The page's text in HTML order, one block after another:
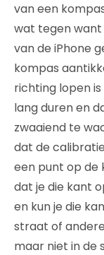
van een
wat tegen
van de iPhone
kompas
richting lopen
lang duren en
zwaaiend te
dat de
een punt op de
dat je die kant
en kun je die
straat of
maar niet in de